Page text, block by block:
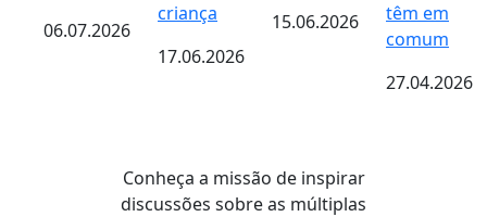
06.07.2026
criança
17.06.2026
15.06.2026
têm em
comum
27.04.2026
Conheça a missão de inspirar
discussões sobre as múltiplas